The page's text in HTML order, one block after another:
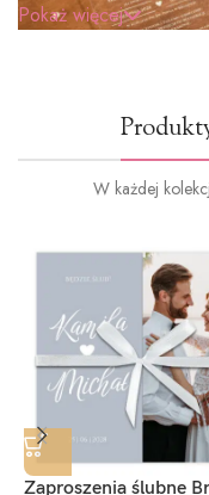
Pokaż więcej
W każdej
Zaproszenia ślubne